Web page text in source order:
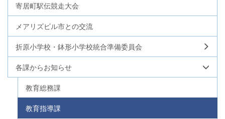
寄居町駅伝競走大会
メアリズビル市との交流
折原小学校・鉢形小学校統合準備委員会
各課からお知らせ
教育総務課
教育指導課